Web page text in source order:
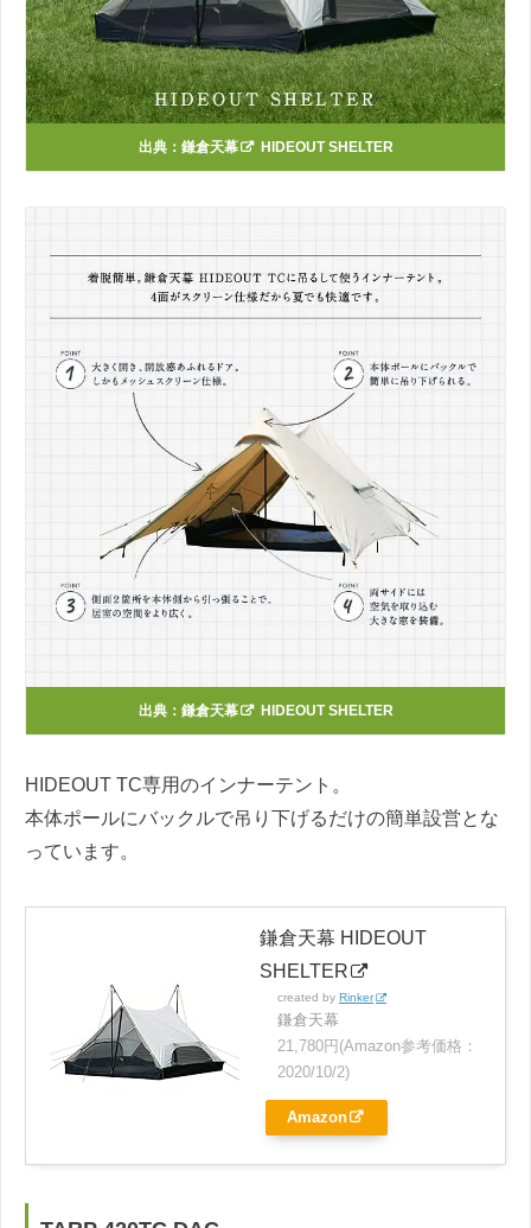
出典： 鎌倉天幕 HIDEOUT SHELTER
出典： 鎌倉天幕 HIDEOUT SHELTER
HIDEOUT TC専用のインナーテント。
本体ポールにバックルで吊り下げるだけの簡単設営とな
っています。
鎌倉天幕 HIDEOUT
SHELTER
created by Rinker
鎌倉天幕
21,780円(Amazon参考価格：
2020/10/2)
Amazon